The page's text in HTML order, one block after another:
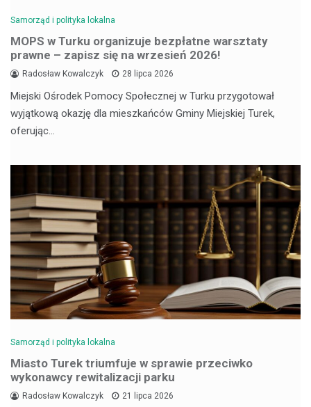
Samorząd i polityka lokalna
MOPS w Turku organizuje bezpłatne warsztaty
prawne – zapisz się na wrzesień 2026!
Radosław Kowalczyk 28 lipca 2026
Miejski Ośrodek Pomocy Społecznej w Turku przygotował
wyjątkową okazję dla mieszkańców Gminy Miejskiej Turek,
oferując…
Samorząd i polityka lokalna
Miasto Turek triumfuje w sprawie przeciwko
wykonawcy rewitalizacji parku
Radosław Kowalczyk 21 lipca 2026